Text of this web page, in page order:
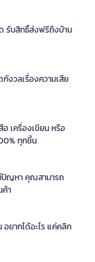
รับสิทธิ์ส่งฟรีถึงบ้าน
งวลเรื่องความเสีย
เครื่องเขียน หรือ
ทุกชิ้น
ปัญหา คุณสามารถ
ค้า
ยากได้อะไร แค่คลิก